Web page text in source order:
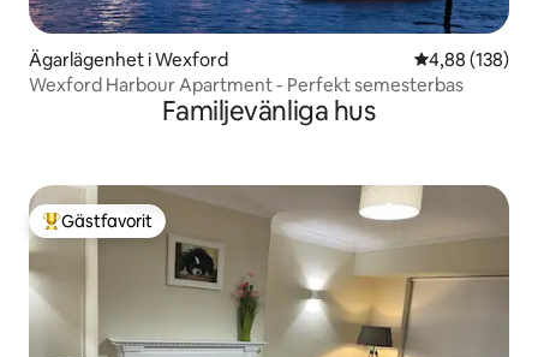
Ägarlägenhet i Wexford 4,88 av 5 i
4,88 (138)
Wexford Harbour Apartment - Perfekt semesterbas
Familjevänliga hus
Populär gästfavorit
Gästfavorit